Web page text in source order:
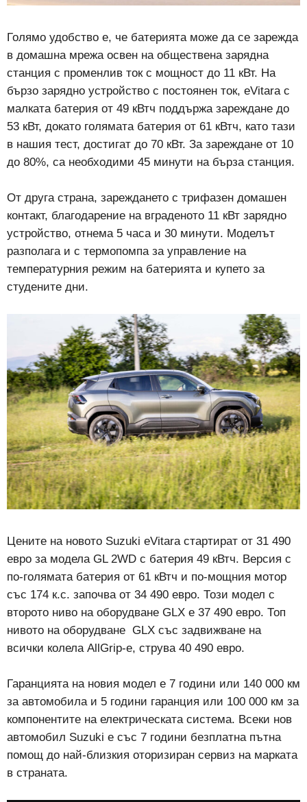
Голямо удобство е, че батерията може да се зарежда
в домашна мрежа освен на обществена зарядна
станция с променлив ток с мощност до 11 кВт. На
бързо зарядно устройство с постоянен ток, eVitara с
малката батерия от 49 кВтч поддържа зареждане до
53 кВт, докато голямата батерия от 61 кВтч, като тази
в нашия тест, достигат до 70 кВт. За зареждане от 10
до 80%, са необходими 45 минути на бърза станция.
От друга страна, зареждането с трифазен домашен
контакт, благодарение на вграденото 11 кВт зарядно
устройство, отнема 5 часа и 30 минути. Моделът
разполага и с термопомпа за управление на
температурния режим на батерията и купето за
студените дни.
Цените на новото Suzuki eVitara стартират от 31 490
евро за модела GL 2WD с батерия 49 кВтч. Версия с
по-голямата батерия от 61 кВтч и по-мощния мотор
със 174 к.с. започва от 34 490 евро. Този модел с
второто ниво на оборудване GLX е 37 490 евро. Топ
нивото на оборудване GLX със задвижване на
всички колела AllGrip-e, струва 40 490 евро.
Гаранцията на новия модел е 7 години или 140 000 км
за автомобила и 5 години гаранция или 100 000 км за
компонентите на електрическата система. Всеки нов
автомобил Suzuki е със 7 години безплатна пътна
помощ до най-близкия оторизиран сервиз на марката
в страната.